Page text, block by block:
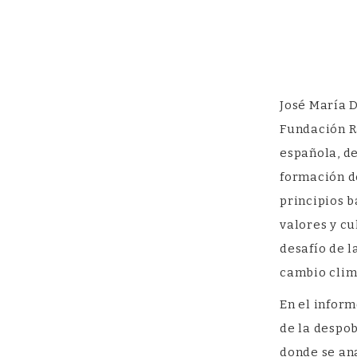
José María
Fundación
española,
formación
principios
valores y
desafío de
cambio
En el
de la
donde se